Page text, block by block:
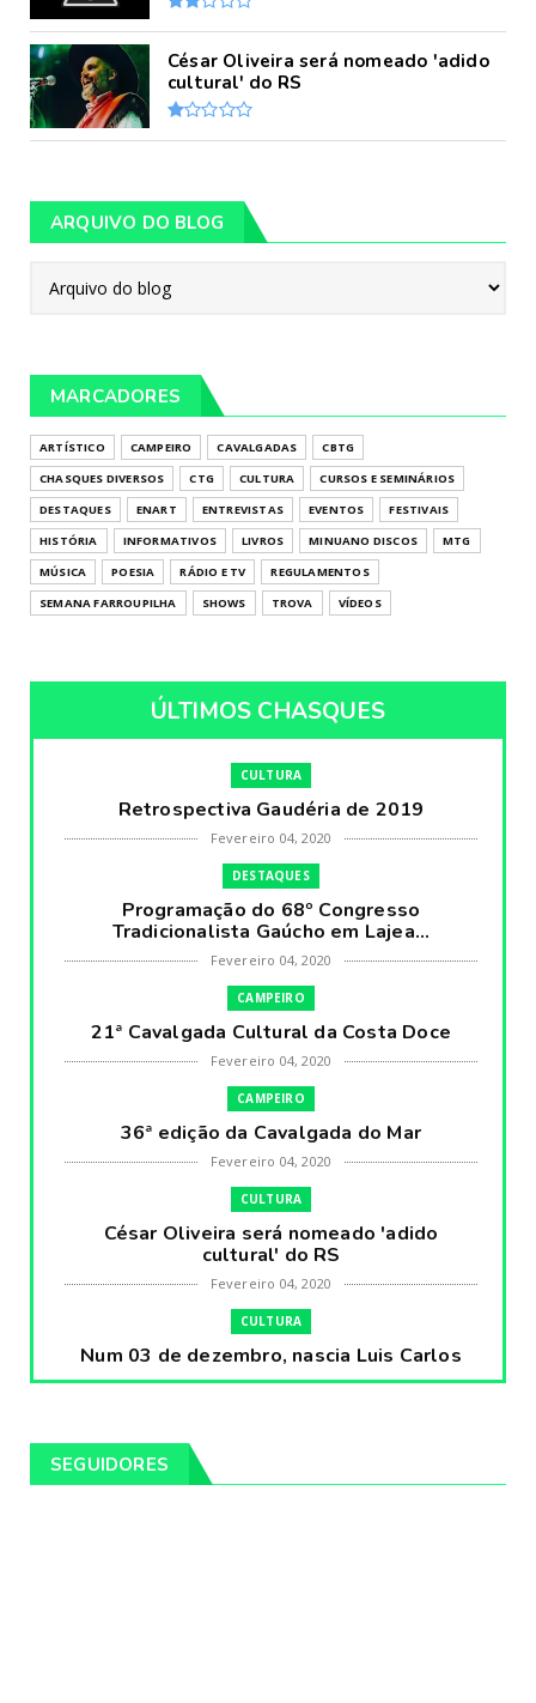
César Oliveira será nomeado 'adido
cultural' do RS
ARQUIVO DO BLOG
MARCADORES
ARTÍSTICO CAMPEIRO CAVALGADAS
CBTG
CHASQUES DIVERSOS
CTG CULTURA
CURSOS E SEMINÁRIOS
DESTAQUES
ENART ENTREVISTAS EVENTOS
FESTIVAIS
HISTÓRIA
INFORMATIVOS LIVROS MINUANO DISCOS
MTG
MÚSICA
POESIA RÁDIO E TV
REGULAMENTOS
SEMANA FARROUPILHA
SHOWS TROVA VÍDEOS
ÚLTIMOS CHASQUES
CULTURA
Retrospectiva Gaudéria de 2019
Fevereiro 04, 2020
DESTAQUES
Programação do 68º Congresso
Tradicionalista Gaúcho em Lajea...
Fevereiro 04, 2020
CAMPEIRO
21ª Cavalgada Cultural da Costa Doce
Fevereiro 04, 2020
CAMPEIRO
36ª edição da Cavalgada do Mar
Fevereiro 04, 2020
CULTURA
César Oliveira será nomeado 'adido
cultural' do RS
Fevereiro 04, 2020
CULTURA
Num 03 de dezembro, nascia Luis Carlos
Prestes, o Cavaleiro ...
Pintores da Temática Gauchesca - parte
SEGUIDORES